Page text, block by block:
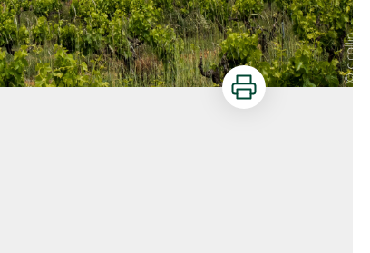
Imprimer